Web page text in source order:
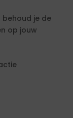
behoud je de
op jouw